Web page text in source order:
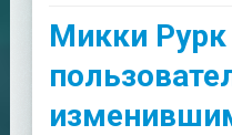
Микки Рурк